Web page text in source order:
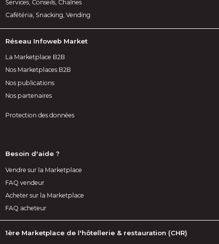
Services, Conseils, Chaînes
Cafétéria, Snacking, Vending
Réseau Infoweb Market
La Marketplace B2B
Nos Marketplaces B2B
Nos publications
Nos partenaires
Protection des données
Besoin d'aide ?
Vendre sur la Marketplace
FAQ vendeur
Acheter sur la Marketplace
FAQ acheteur
1ère Marketplace de l'hôtellerie & restauration (CHR)